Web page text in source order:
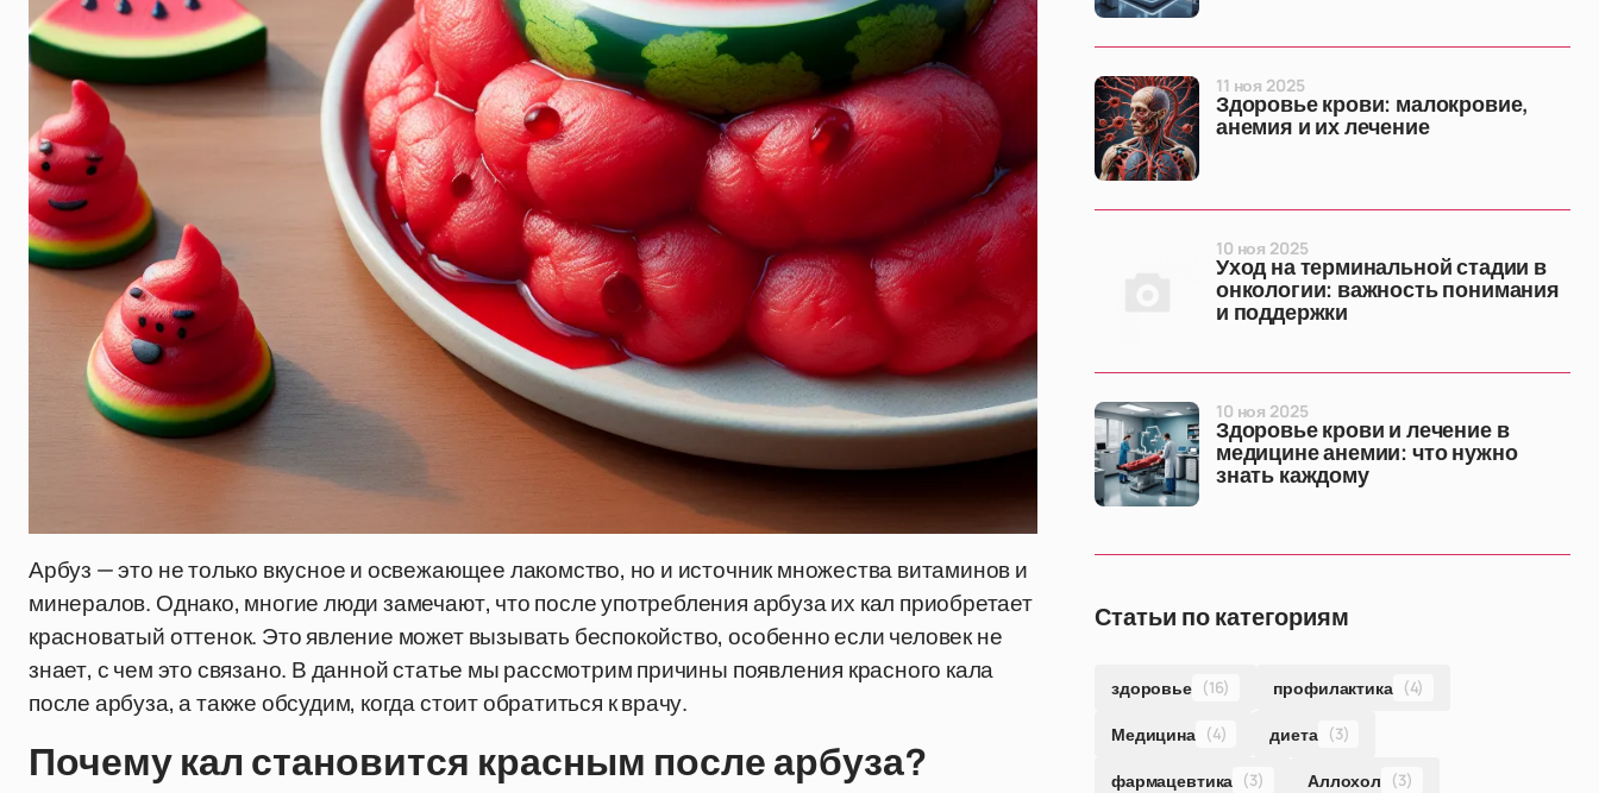
Арбуз — это не только вкусное и освежающее лакомство, но и источник множества витаминов и
минералов. Однако, многие люди замечают, что после употребления арбуза их кал приобретает
красноватый оттенок. Это явление может вызывать беспокойство, особенно если человек не
знает, с чем это связано. В данной статье мы рассмотрим причины появления красного кала
после арбуза, а также обсудим, когда стоит обратиться к врачу.
Почему кал становится красным после арбуза?
Здоровье крови: малокровие,
анемия и их лечение
11 ноя 2025
Уход на терминальной стадии в
онкологии: важность понимания
и поддержки
10 ноя 2025
Здоровье крови и лечение в
медицине анемии: что нужно
знать каждому
10 ноя 2025
Статьи по категориям
здоровье (16) профилактика (4)
Медицина (4) диета (3)
фармацевтика (3) Аллохол (3)